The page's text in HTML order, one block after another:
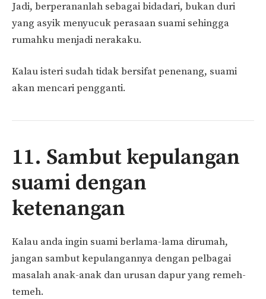
Jadi, berperananlah sebagai bidadari, bukan duri
yang asyik menyucuk perasaan suami sehingga
rumahku menjadi nerakaku.
Kalau isteri sudah tidak bersifat penenang, suami
akan mencari pengganti.
11. Sambut kepulangan
suami dengan
ketenangan
Kalau anda ingin suami berlama-lama dirumah,
jangan sambut kepulangannya dengan pelbagai
masalah anak-anak dan urusan dapur yang remeh-
temeh.